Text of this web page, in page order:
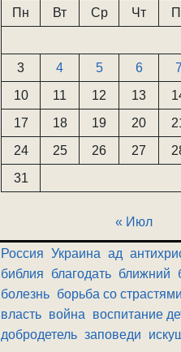
Пн
Вт Ср Чт
3
4 5 6 7
10
11 12 13
17
18 19 20
24
25 26 27
31
« Июл
Россия Украина ад
библия
благодать ближний
болезнь борьба со страстями
власть война воспитание
добродетель заповеди